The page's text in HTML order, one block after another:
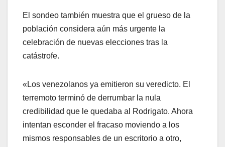
El sondeo también muestra que el grueso de la
población considera aún más urgente la
celebración de nuevas elecciones tras la
catástrofe.
«Los venezolanos ya emitieron su veredicto. El
terremoto terminó de derrumbar la nula
credibilidad que le quedaba al Rodrigato. Ahora
intentan esconder el fracaso moviendo a los
mismos responsables de un escritorio a otro,